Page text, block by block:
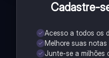
Cadastre-
Acesso a todos os
Melhore suas notas
Junte-se a milhões